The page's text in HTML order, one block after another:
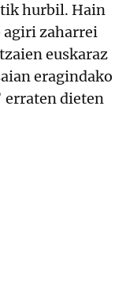
hurbil. Hain
agiri zaharrei
euskaraz
eragindako
erraten dieten